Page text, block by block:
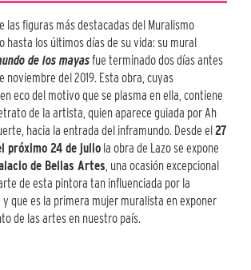
las figuras más destacadas del Muralismo
hasta los últimos días de su vida: su mural
de los mayasfue terminado dos días antes
noviembre del 2019. Esta obra, cuyas
eco del motivo que se plasma en ella, contiene
de la artista, quien aparece guiada por Ah
hacia la entrada del inframundo. Desde el27
próximo 24 de julio la obra de Lazo se expone
de Bellas Artes, una ocasión excepcional
de esta pintora tan influenciada por la
que es la primera mujer muralista en exponer
de las artes en nuestro país.